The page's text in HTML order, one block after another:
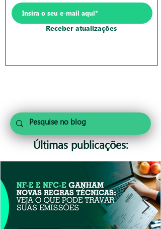
Receber atualizações
Últimas publicações: